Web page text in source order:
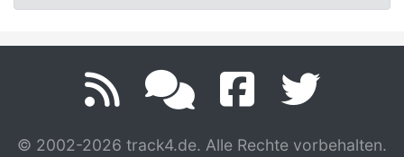
© 2002-2026 track4.de. Alle Rechte vorbehalten.